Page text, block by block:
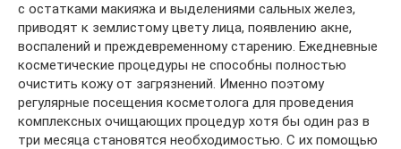
с остатками макияжа и выделениями сальных желез,
приводят к землистому цвету лица, появлению акне,
воспалений и преждевременному старению. Ежедневные
косметические процедуры не способны полностью
очистить кожу от загрязнений. Именно поэтому
регулярные посещения косметолога для проведения
комплексных очищающих процедур хотя бы один раз в
три месяца становятся необходимостью. С их помощью